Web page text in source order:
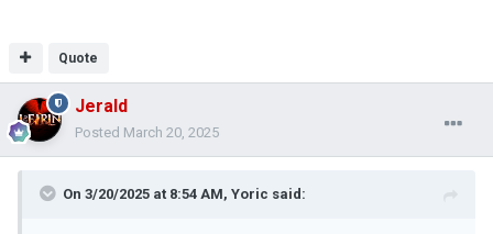
Quote
Jerald
Posted March 20, 2025
On 3/20/2025 at 8:54 AM, Yoric said: